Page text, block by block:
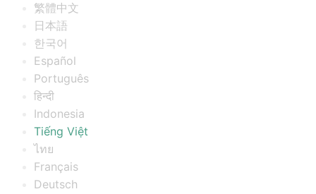
繁體中文
日本語
한국어
Español
Português
हिन्दी
Indonesia
Tiếng Việt
ไทย
Français
Deutsch